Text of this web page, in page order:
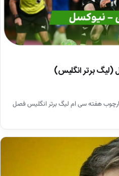
هفته سی ام لیگ برتر انگلیس فصل